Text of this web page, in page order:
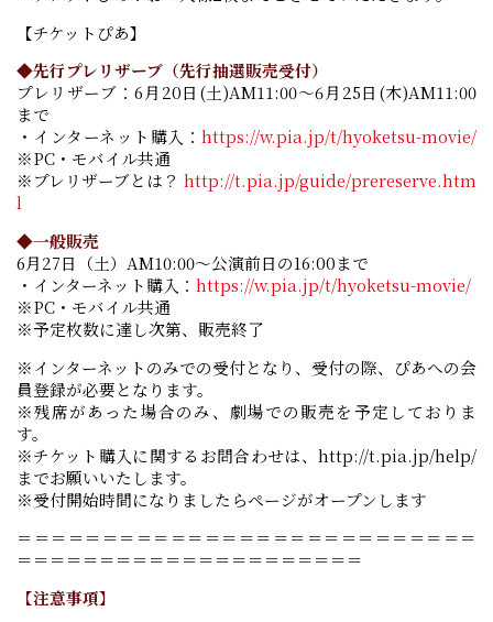
【チケットぴあ】
◆先行プレリザーブ（先行抽選販売受付）
プレリザーブ：6月20日(土)AM11:00～6月25日(木)AM11:00
まで
・インターネット購入： https://w.pia.jp/t/hyoketsu-movie/
※PC・モバイル共通
※プレリザーブとは？ http://t.pia.jp/guide/prereserve.htm
l
◆一般販売
6月27日（土）AM10:00～公演前日の16:00まで
・インターネット購入： https://w.pia.jp/t/hyoketsu-movie/
※PC・モバイル共通
※予定枚数に達し次第、販売終了
※インターネットのみでの受付となり、受付の際、ぴあへの会
員登録が必要となります。
※残席があった場合のみ、劇場での販売を予定しておりま
す。
※チケット購入に関するお問合わせは、http://t.pia.jp/help/
までお願いいたします。
※受付開始時間になりましたらページがオープンします
＝＝＝＝＝＝＝＝＝＝＝＝＝＝＝＝＝＝＝＝＝＝＝＝＝＝＝
＝＝＝＝＝＝＝＝＝＝＝＝＝＝＝＝＝＝＝＝＝
【注意事項】